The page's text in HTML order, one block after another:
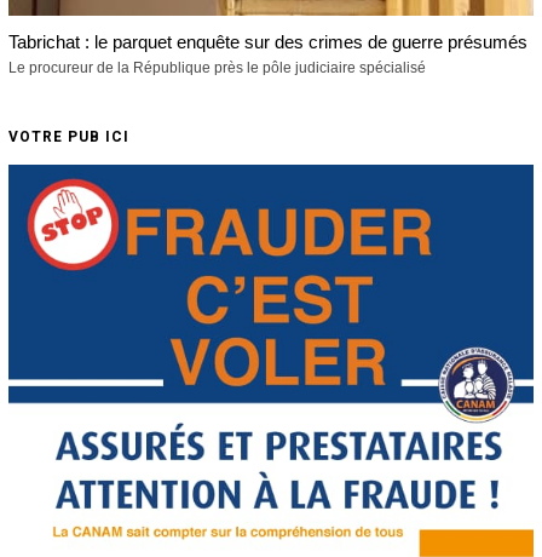
Tabrichat : le parquet enquête sur des crimes de guerre présumés
Le procureur de la République près le pôle judiciaire spécialisé
VOTRE PUB ICI